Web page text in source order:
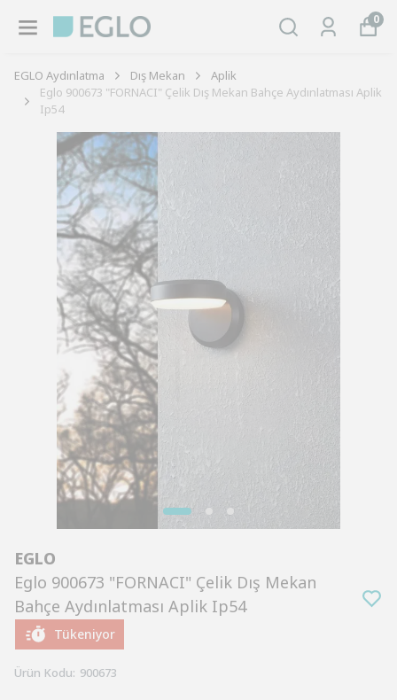
0
EGLO Aydınlatma Dış Mekan
Aplik
Eglo 900673 "FORNACI" Çelik Dış Mekan Bahçe Aydınlatması Aplik
Ip54
EGLO
Eglo 900673 "FORNACI" Çelik Dış Mekan
Bahçe Aydınlatması Aplik Ip54
Tükeniyor
Ürün Kodu: 900673